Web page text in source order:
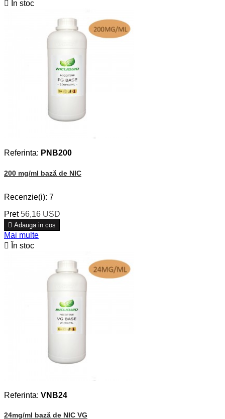

În stoc
Referinta: PNB200
200 mg/ml bază de NIC
Recenzie(i): 7
Pret 56,16 USD
 Adauga in cos
Mai multe

În stoc
Referinta: VNB24
24mg/ml bază de NIC VG